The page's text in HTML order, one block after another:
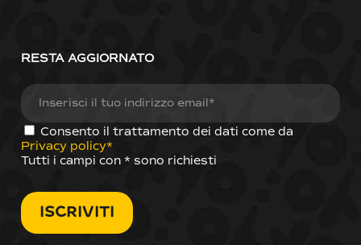
RESTA AGGIORNATO
Consento il trattamento dei dati come da
Privacy policy*
Tutti i campi con * sono richiesti